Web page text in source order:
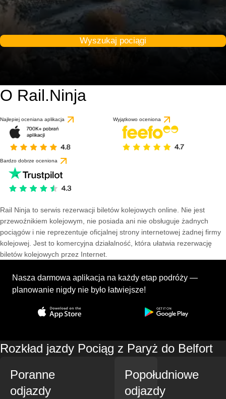
Wyszukaj pociągi
O Rail.Ninja
Najlepiej oceniana aplikacja Wyjątkowo oceniona
Bardzo dobrze oceniona
Rail Ninja to serwis rezerwacji biletów kolejowych online. Nie jest
przewoźnikiem kolejowym, nie posiada ani nie obsługuje żadnych
pociągów i nie reprezentuje oficjalnej strony internetowej żadnej firmy
kolejowej. Jest to komercyjna działalność, która ułatwia rezerwację
biletów kolejowych przez Internet.
Nasza darmowa aplikacja na każdy etap podróży —
planowanie nigdy nie było łatwiejsze!
Rozkład jazdy Pociąg z Paryż do Belfort
Poranne
odjazdy
Popołudniowe
odjazdy